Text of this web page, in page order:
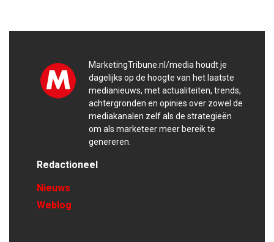
MarketingTribune.nl/media houdt je
dagelijks op de hoogte van het laatste
medianieuws, met actualiteiten, trends,
achtergronden en opinies over zowel de
mediakanalen zelf als de strategieën
om als marketeer meer bereik te
genereren.
Redactioneel
Nieuws
Weblog